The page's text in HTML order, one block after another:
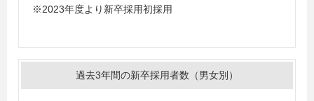
※2023年度より新卒採用初採用
過去3年間の新卒採用者数（男女別）